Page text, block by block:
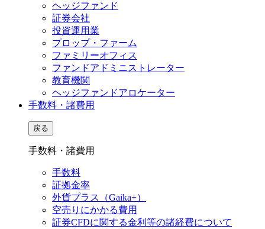
ヘッジファンド
証券会社
投資運用業
プロップ・ファーム
ファミリーオフィス
ファンドアドミニストレーター
教育機関
ヘッジファンドアロケーター
手数料・諸費用
戻る
手数料・諸費用
手数料
証拠金率
外貨プラス（Gaika+）
空売りにかかる費用
証券CFDに関する金利等の諸経費について